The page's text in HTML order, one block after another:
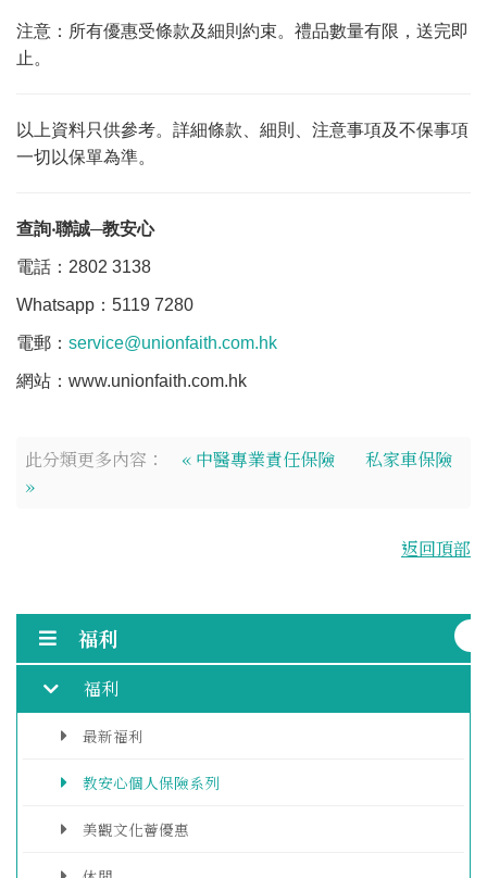
福利
福利
最新福利
教安心個人保險系列
美觀文化薈優惠
注意：所有優惠受條款及細則約束。禮品數量有限，送完即
止。
以上資料只供參考。詳細條款、細則、注意事項及不保事項
一切以保單為準。
查詢‧聯誠─教安心
電話：2802 3138
Whatsapp：5119 7280
電郵： service@unionfaith.com.hk
網站：www.unionfaith.com.hk
此分類更多內容： « 中醫專業責任保險
私家車保險
»
返回頂部